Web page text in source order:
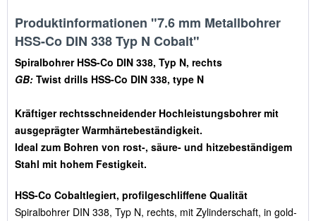
Produktinformationen "7.6 mm Metallbohrer
HSS-Co DIN 338 Typ N Cobalt"
Spiralbohrer HSS-Co DIN 338, Typ N, rechts
GB: Twist drills HSS-Co DIN 338, type N
Kräftiger rechtsschneidender Hochleistungsbohrer mit
ausgeprägter Warmhärtebeständigkeit.
Ideal zum Bohren von rost-, säure- und hitzebeständigem
Stahl mit hohem Festigkeit.
HSS-Co Cobaltlegiert, profilgeschliffene Qualität
Spiralbohrer DIN 338, Typ N, rechts, mit Zylinderschaft, in gold-